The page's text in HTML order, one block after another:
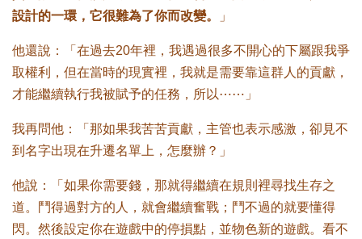
設計的一環，它很難為了你而改變。
」
他還說：「在過去20年裡，我遇過很多不開心的下屬跟我爭
取權利，但在當時的現實裡，我就是需要靠這群人的貢獻，
才能繼續執行我被賦予的任務，所以⋯⋯」
我再問他：「那如果我苦苦貢獻，主管也表示感激，卻見不
到名字出現在升遷名單上，怎麼辦？」
他說：「如果你需要錢，那就得繼續在規則裡尋找生存之
道。鬥得過對方的人，就會繼續奮戰；鬥不過的就要懂得
閃。然後設定你在遊戲中的停損點，並物色新的遊戲。看不